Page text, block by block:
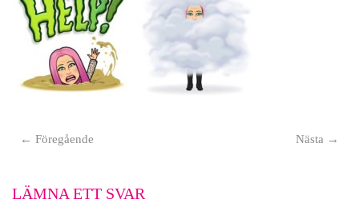
← Föregående Nästa →
LÄMNA ETT SVAR